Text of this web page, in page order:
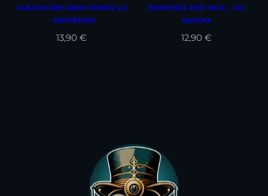
CARTOUCHES XROS COREX 3.0
– VAPORESSO
13,90€
EMINENCE POD SEUL – XO
HAVANA
12,90 €